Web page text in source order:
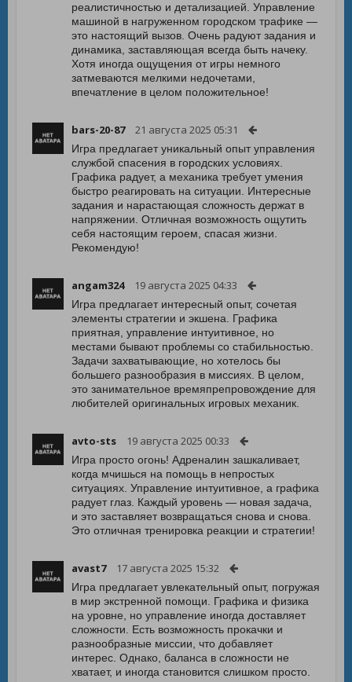
реалистичностью и детализацией. Управление
машиной в нагруженном городском трафике —
это настоящий вызов. Очень радуют задания и
динамика, заставляющая всегда быть начеку.
Хотя иногда ощущения от игры немного
затмеваются мелкими недочетами,
впечатление в целом положительное!
bars-20-87 21 августа 2025 05:31
Игра предлагает уникальный опыт управления
службой спасения в городских условиях.
Графика радует, а механика требует умения
быстро реагировать на ситуации. Интересные
задания и нарастающая сложность держат в
напряжении. Отличная возможность ощутить
себя настоящим героем, спасая жизни.
Рекомендую!
angam324 19 августа 2025 04:33
Игра предлагает интересный опыт, сочетая
элементы стратегии и экшена. Графика
приятная, управление интуитивное, но
местами бывают проблемы со стабильностью.
Задачи захватывающие, но хотелось бы
большего разнообразия в миссиях. В целом,
это занимательное времяпрепровождение для
любителей оригинальных игровых механик.
avto-sts 19 августа 2025 00:33
Игра просто огонь! Адреналин зашкаливает,
когда мчишься на помощь в непростых
ситуациях. Управление интуитивное, а графика
радует глаз. Каждый уровень — новая задача,
и это заставляет возвращаться снова и снова.
Это отличная тренировка реакции и стратегии!
avast7 17 августа 2025 15:32
Игра предлагает увлекательный опыт, погружая
в мир экстренной помощи. Графика и физика
на уровне, но управление иногда доставляет
сложности. Есть возможность прокачки и
разнообразные миссии, что добавляет
интерес. Однако, баланса в сложности не
хватает, и иногда становится слишком просто.